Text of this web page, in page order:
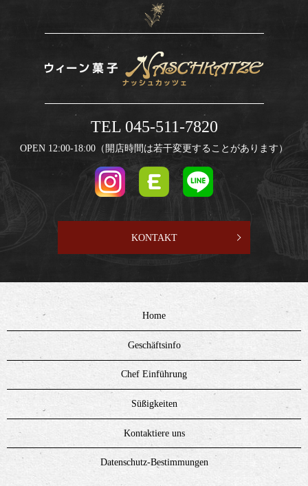
TEL 045-511-7820
OPEN 12:00-18:00（開店時間は若干変更することがあります）
KONTAKT
Home
Geschäftsinfo
Chef Einführung
Süßigkeiten
Kontaktiere uns
Datenschutz-Bestimmungen